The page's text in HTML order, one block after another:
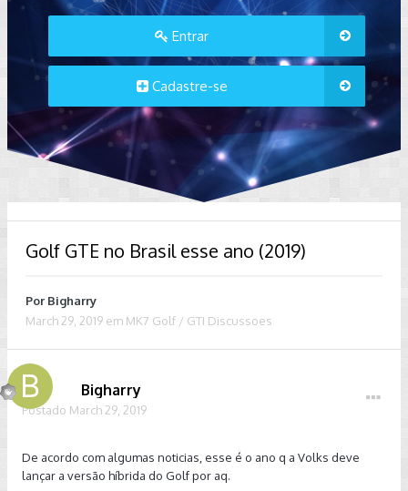
Entrar
Cadastre-se
Golf GTE no Brasil esse ano (2019)
Por Bigharry
March 29, 2019 em MK7 Golf / GTI Discussoes
Bigharry
Postado March 29, 2019
De acordo com algumas noticias, esse é o ano q a Volks deve
lançar a versão híbrida do Golf por aq.